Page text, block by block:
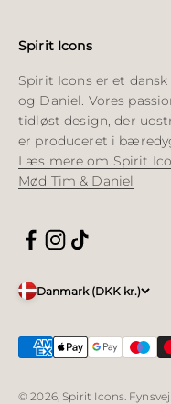
Spirit Icons
Spirit Icons er et
og Daniel. Vores
tidløst design, der
er produceret i
Læs mere om Spirit
Mød Tim & Daniel
Danmark (DKK kr.)
© 2026, Spirit Icons.